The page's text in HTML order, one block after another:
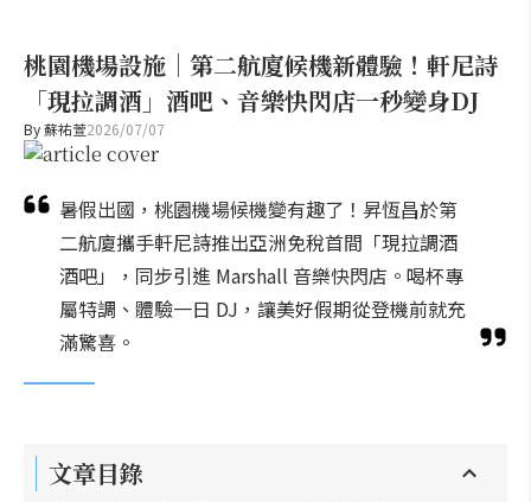
桃園機場設施｜第二航廈候機新體驗！軒尼詩
「現拉調酒」酒吧、音樂快閃店一秒變身DJ
By蘇祐萱2026/07/07
暑假出國，桃園機場候機變有趣了！昇恆昌於第
二航廈攜手軒尼詩推出亞洲免稅首間「現拉調酒
酒吧」，同步引進 Marshall 音樂快閃店。喝杯專
屬特調、體驗一日 DJ，讓美好假期從登機前就充
滿驚喜。
文章目錄